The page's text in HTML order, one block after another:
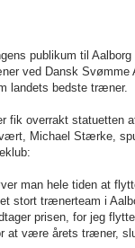
publikum til
ved Dansk Svømme
landets bedste træner.
fik overrakt
Michael Stærke,
man hele tiden at
stort trænerteam i
prisen, for jeg
at være årets træner,